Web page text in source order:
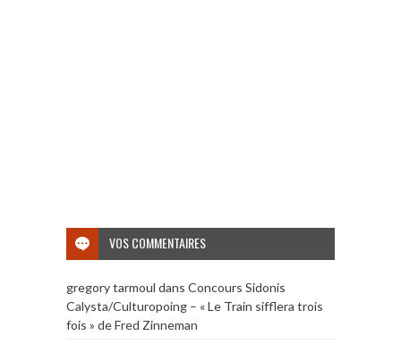
VOS COMMENTAIRES
gregory tarmoul dans Concours Sidonis
Calysta/Culturopoing – « Le Train sifflera trois
fois » de Fred Zinneman